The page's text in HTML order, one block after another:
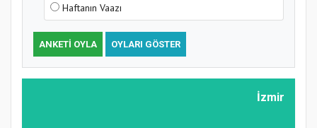
Haftanın Vaazı
ANKETI OYLA OYLARI GÖSTER
İzmir